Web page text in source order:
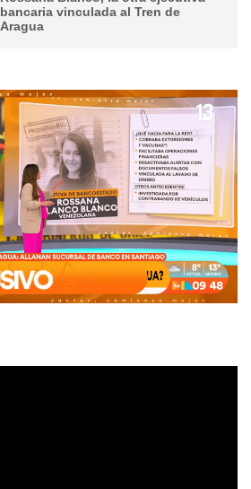
bancaria vinculada al Tren de
Aragua